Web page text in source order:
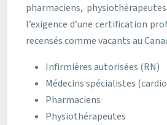
pharmaciens,
l’exigence d’une certification
recensés comme vacants au
Infirmières autorisées (RN)
Médecins spécialistes
Pharmaciens
Physiothérapeutes